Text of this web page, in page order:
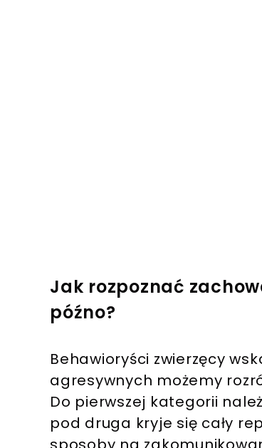
Jak rozpoznać
późno?
Behawioryści zwierzęcy
agresywnych możemy
Do pierwszej kategorii
pod druga kryje się cały